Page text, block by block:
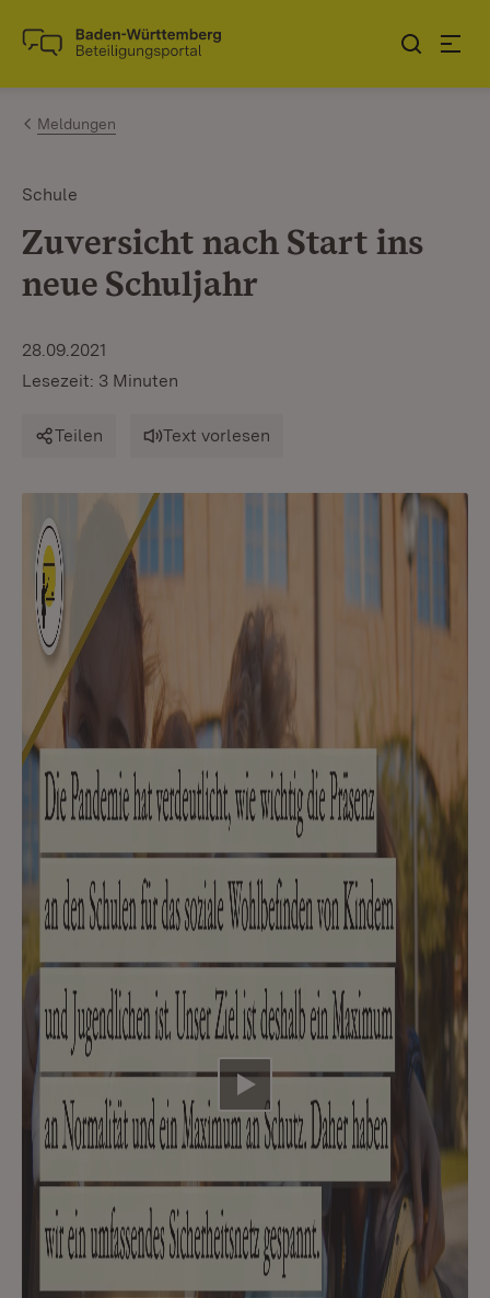
Zum Inhalt springen
Link zur Startseite
Meldungen
Schule
Zuversicht nach Start ins
neue Schuljahr
28.09.2021
Lesezeit: 3 Minuten
Teilen Text vorlesen
Video abspielen